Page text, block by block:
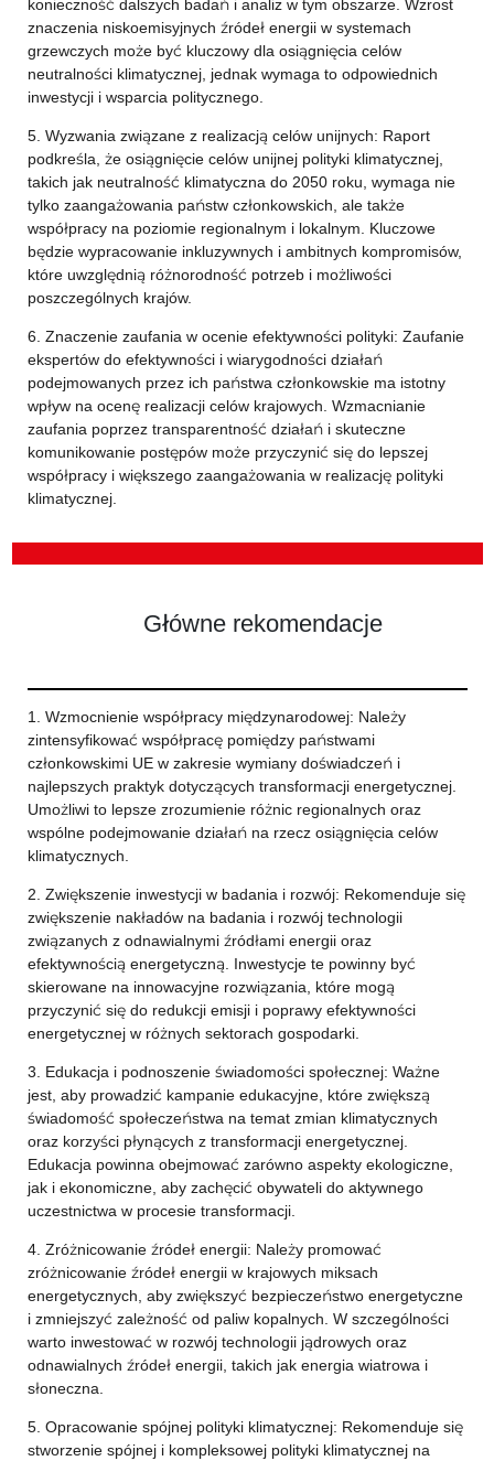
konieczność dalszych badań i analiz w tym obszarze. Wzrost
znaczenia niskoemisyjnych źródeł energii w systemach
grzewczych może być kluczowy dla osiągnięcia celów
neutralności klimatycznej, jednak wymaga to odpowiednich
inwestycji i wsparcia politycznego.
5. Wyzwania związane z realizacją celów unijnych: Raport
podkreśla, że osiągnięcie celów unijnej polityki klimatycznej,
takich jak neutralność klimatyczna do 2050 roku, wymaga nie
tylko zaangażowania państw członkowskich, ale także
współpracy na poziomie regionalnym i lokalnym. Kluczowe
będzie wypracowanie inkluzywnych i ambitnych kompromisów,
które uwzględnią różnorodność potrzeb i możliwości
poszczególnych krajów.
6. Znaczenie zaufania w ocenie efektywności polityki: Zaufanie
ekspertów do efektywności i wiarygodności działań
podejmowanych przez ich państwa członkowskie ma istotny
wpływ na ocenę realizacji celów krajowych. Wzmacnianie
zaufania poprzez transparentność działań i skuteczne
komunikowanie postępów może przyczynić się do lepszej
współpracy i większego zaangażowania w realizację polityki
klimatycznej.
Główne rekomendacje
1. Wzmocnienie współpracy międzynarodowej: Należy
zintensyfikować współpracę pomiędzy państwami
członkowskimi UE w zakresie wymiany doświadczeń i
najlepszych praktyk dotyczących transformacji energetycznej.
Umożliwi to lepsze zrozumienie różnic regionalnych oraz
wspólne podejmowanie działań na rzecz osiągnięcia celów
klimatycznych.
2. Zwiększenie inwestycji w badania i rozwój: Rekomenduje się
zwiększenie nakładów na badania i rozwój technologii
związanych z odnawialnymi źródłami energii oraz
efektywnością energetyczną. Inwestycje te powinny być
skierowane na innowacyjne rozwiązania, które mogą
przyczynić się do redukcji emisji i poprawy efektywności
energetycznej w różnych sektorach gospodarki.
3. Edukacja i podnoszenie świadomości społecznej: Ważne
jest, aby prowadzić kampanie edukacyjne, które zwiększą
świadomość społeczeństwa na temat zmian klimatycznych
oraz korzyści płynących z transformacji energetycznej.
Edukacja powinna obejmować zarówno aspekty ekologiczne,
jak i ekonomiczne, aby zachęcić obywateli do aktywnego
uczestnictwa w procesie transformacji.
4. Zróżnicowanie źródeł energii: Należy promować
zróżnicowanie źródeł energii w krajowych miksach
energetycznych, aby zwiększyć bezpieczeństwo energetyczne
i zmniejszyć zależność od paliw kopalnych. W szczególności
warto inwestować w rozwój technologii jądrowych oraz
odnawialnych źródeł energii, takich jak energia wiatrowa i
słoneczna.
5. Opracowanie spójnej polityki klimatycznej: Rekomenduje się
stworzenie spójnej i kompleksowej polityki klimatycznej na